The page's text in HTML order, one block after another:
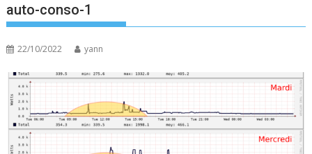
auto-conso-1
22/10/2022 yann